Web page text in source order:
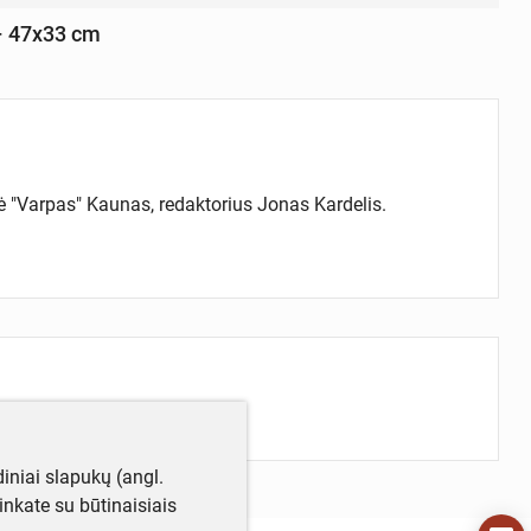
47x33 cm
Kaunas, redaktorius Jonas Kardelis.
slapukų (angl.
su būtinaisiais